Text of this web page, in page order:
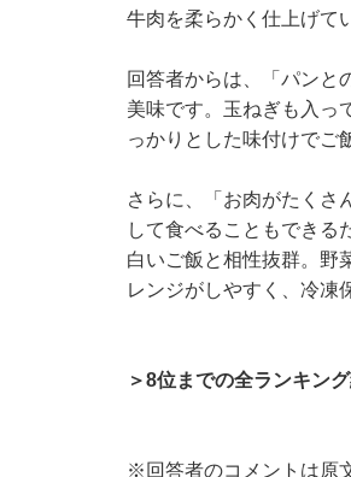
牛肉を柔らかく仕上げて
回答者からは、「パンと
美味です。玉ねぎも入っ
っかりとした味付けでご
さらに、「お肉がたくさ
して食べることもできる
白いご飯と相性抜群。野
レンジがしやすく、冷凍
＞8位までの全ランキン
※回答者のコメントは原